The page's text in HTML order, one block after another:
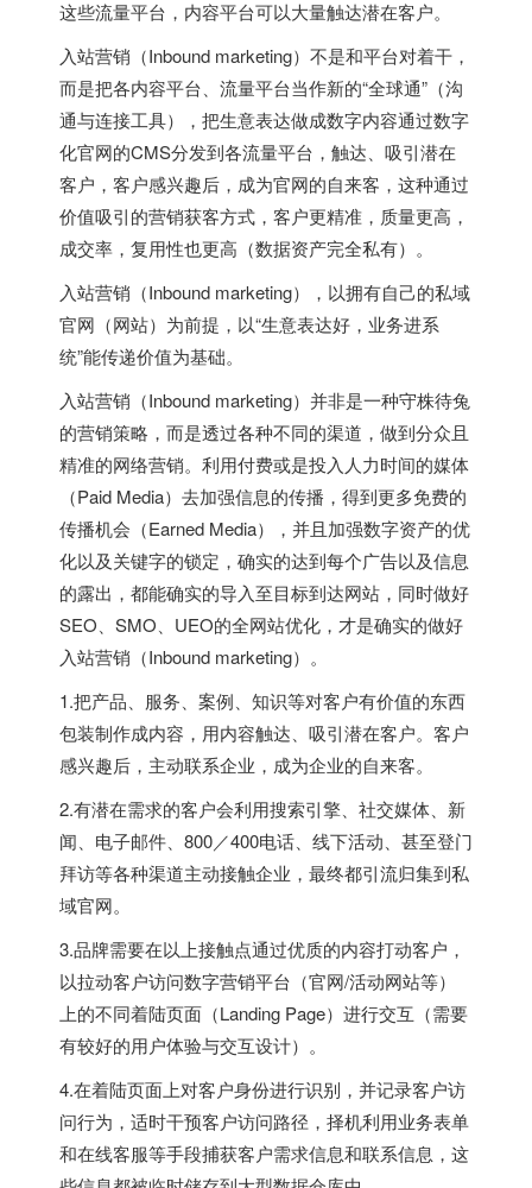
这些流量平台，内容平台可以大量触达潜在客户。
入站营销（Inbound marketing）不是和平台对着干，
而是把各内容平台、流量平台当作新的“全球通”（沟
通与连接工具），把生意表达做成数字内容通过数字
化官网的CMS分发到各流量平台，触达、吸引潜在
客户，客户感兴趣后，成为官网的自来客，这种通过
价值吸引的营销获客方式，客户更精准，质量更高，
成交率，复用性也更高（数据资产完全私有）。
入站营销（Inbound marketing），以拥有自己的私域
官网（网站）为前提，以“生意表达好，业务进系
统”能传递价值为基础。
入站营销（Inbound marketing）并非是一种守株待兔
的营销策略，而是透过各种不同的渠道，做到分众且
精准的网络营销。利用付费或是投入人力时间的媒体
（Paid Media）去加强信息的传播，得到更多免费的
传播机会（Earned Media），并且加强数字资产的优
化以及关键字的锁定，确实的达到每个广告以及信息
的露出，都能确实的导入至目标到达网站，同时做好
SEO、SMO、UEO的全网站优化，才是确实的做好
入站营销（Inbound marketing）。
1.把产品、服务、案例、知识等对客户有价值的东西
包装制作成内容，用内容触达、吸引潜在客户。客户
感兴趣后，主动联系企业，成为企业的自来客。
2.有潜在需求的客户会利用搜索引擎、社交媒体、新
闻、电子邮件、800／400电话、线下活动、甚至登门
拜访等各种渠道主动接触企业，最终都引流归集到私
域官网。
3.品牌需要在以上接触点通过优质的内容打动客户，
以拉动客户访问数字营销平台（官网/活动网站等）
上的不同着陆页面（Landing Page）进行交互（需要
有较好的用户体验与交互设计）。
4.在着陆页面上对客户身份进行识别，并记录客户访
问行为，适时干预客户访问路径，择机利用业务表单
和在线客服等手段捕获客户需求信息和联系信息，这